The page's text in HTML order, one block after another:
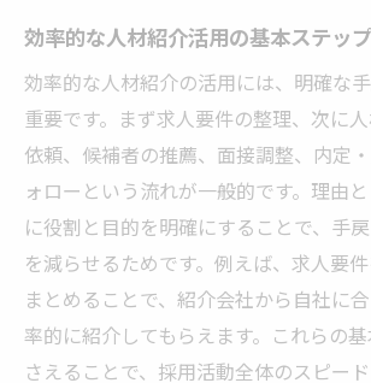
人材紹介の流れでマッチング
人材紹介サービス選びで注意
人材紹介の流れとマッチング
人材紹介会社と連携して流れ
人材紹介で求める人材像を明
人材紹介を選ぶ際の注意ポイント
人材紹介サービス選択時の流
人材紹介の流れで見落としが
人材紹介会社との契約時に確
効率的な人材紹介活用の基本ステップ
効率的な人材紹介の活用には、明確な
重要です。まず求人要件の整理、次に
依頼、候補者の推薦、面接調整、内定
ォローという流れが一般的です。理由
に役割と目的を明確にすることで、手
を減らせるためです。例えば、求人要
まとめることで、紹介会社から自社に
率的に紹介してもらえます。これらの
さえることで、採用活動全体のスピー